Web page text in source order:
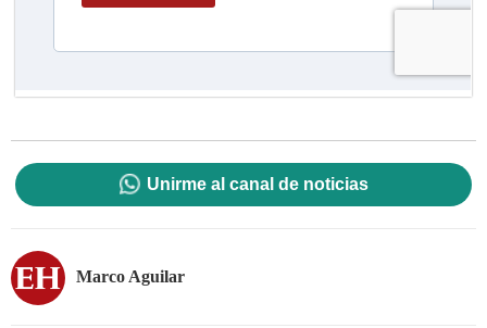
Unirme al canal de noticias
Marco Aguilar